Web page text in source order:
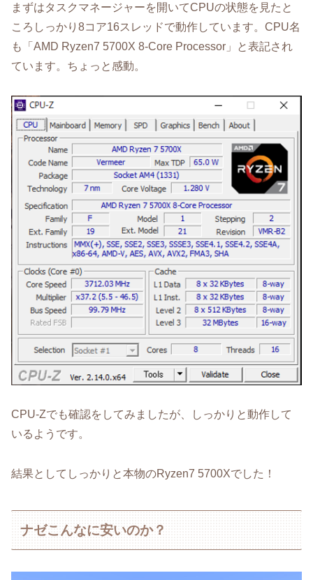
まずはタスクマネージャーを開いてCPUの状態を見たと
ころしっかり8コア16スレッドで動作しています。CPU名
も「AMD Ryzen7 5700X 8-Core Processor」と表記され
ています。ちょっと感動。
CPU-Zでも確認をしてみましたが、しっかりと動作して
いるようです。
結果としてしっかりと本物のRyzen7 5700Xでした！
ナゼこんなに安いのか？